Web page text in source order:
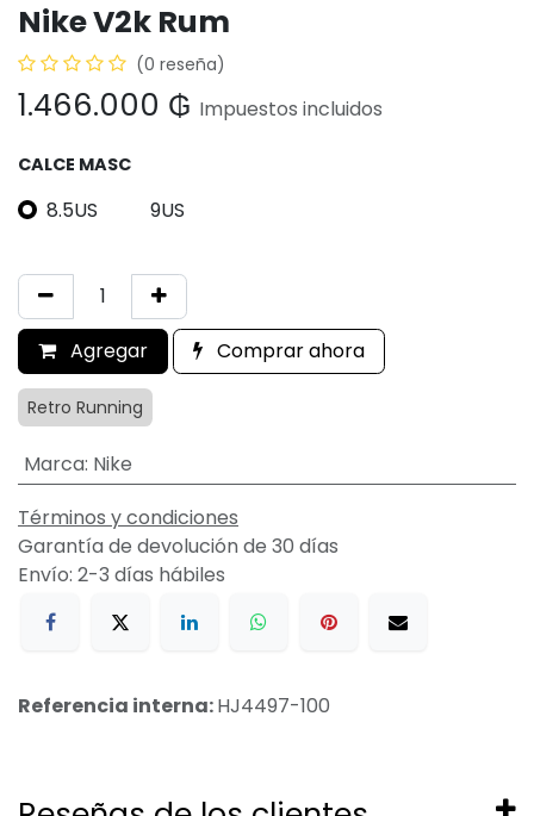
Nike V2k Rum
(0 reseña)
1.466.000 ₲ Impuestos incluidos
CALCE MASC
8.5US 9US
Agregar Comprar ahora
Retro Running
Marca: Nike
Términos y condiciones
Garantía de devolución de 30 días
Envío: 2-3 días hábiles
Referencia interna:HJ4497-100